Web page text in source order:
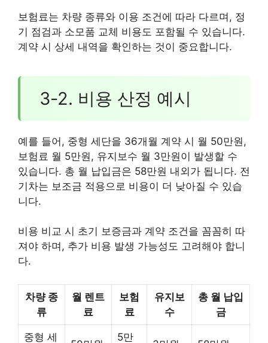
보험료는 차량 종류와 이용 조건에 따라 다르며, 정
기 점검과 소모품 교체 비용도 포함될 수 있습니다.
계약 시 상세 내역을 확인하는 것이 중요합니다.
3-2. 비용 산정 예시
예를 들어, 중형 세단을 36개월 계약 시 월 50만원,
보험료 월 5만원, 유지보수 월 3만원이 발생할 수
있습니다. 총 월 납입금은 58만원 내외가 됩니다. 전
기차는 보조금 적용으로 비용이 더 낮아질 수 있습
니다.
비용 비교 시 초기 보증금과 계약 조건을 꼼꼼히 따
져야 하며, 추가 비용 발생 가능성도 고려해야 합니
다.
차량 종
류
월 렌트
료
보험
료
유지보
수
총 월 납입
금
중형 세
5만